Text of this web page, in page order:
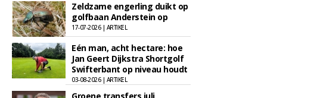
Zeldzame engerling duikt op
golfbaan Anderstein op
17-07-2026 | ARTIKEL
Eén man, acht hectare: hoe
Jan Geert Dijkstra Shortgolf
Swifterbant op niveau houdt
03-08-2026 | ARTIKEL